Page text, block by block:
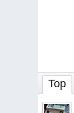
Top